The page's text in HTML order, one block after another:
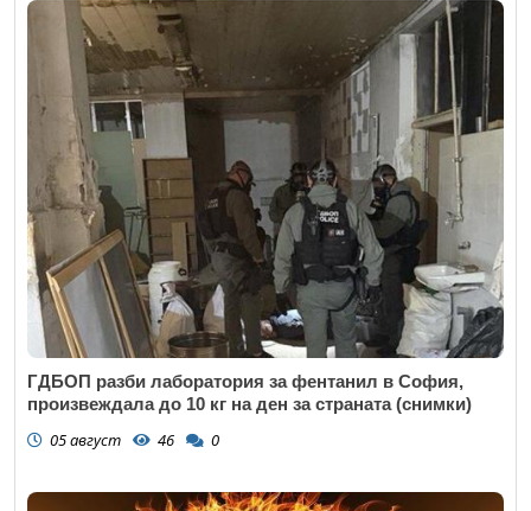
ГДБОП разби лаборатория за фентанил в София,
произвеждала до 10 кг на ден за страната (снимки)
05 август 46 0